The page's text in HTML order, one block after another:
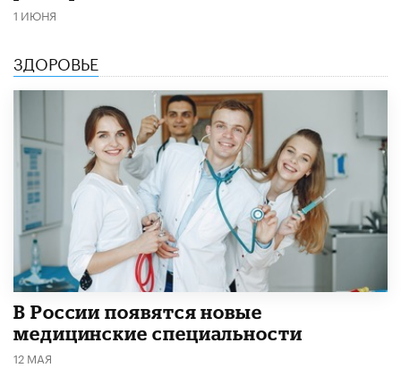
1 ИЮНЯ
ЗДОРОВЬЕ
В России появятся новые
медицинские специальности
12 МАЯ